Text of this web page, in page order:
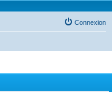
Connexion